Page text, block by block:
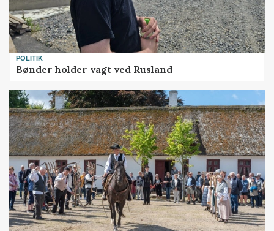
POLITIK
Bønder holder vagt ved Rusland